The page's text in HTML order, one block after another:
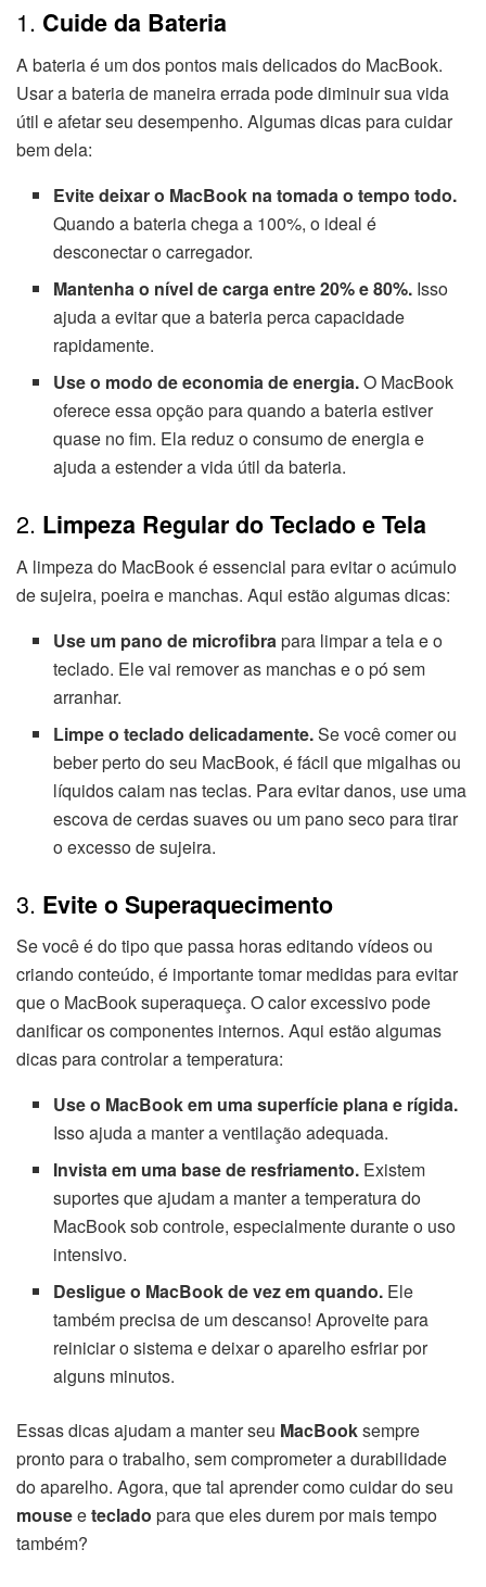
1. Cuide da Bateria
A bateria é um dos pontos mais delicados do MacBook.
Usar a bateria de maneira errada pode diminuir sua vida
útil e afetar seu desempenho. Algumas dicas para cuidar
bem dela:
Evite deixar o MacBook na tomada o tempo todo.
Quando a bateria chega a 100%, o ideal é
desconectar o carregador.
Mantenha o nível de carga entre 20% e 80%. Isso
ajuda a evitar que a bateria perca capacidade
rapidamente.
Use o modo de economia de energia.O MacBook
oferece essa opção para quando a bateria estiver
quase no fim. Ela reduz o consumo de energia e
ajuda a estender a vida útil da bateria.
2. Limpeza Regular do Teclado e Tela
A limpeza do MacBook é essencial para evitar o acúmulo
de sujeira, poeira e manchas. Aqui estão algumas dicas:
Use um pano de microfibra para limpar a tela e o
teclado. Ele vai remover as manchas e o pó sem
arranhar.
Limpe o teclado delicadamente.Se você comer ou
beber perto do seu MacBook, é fácil que migalhas ou
líquidos caiam nas teclas. Para evitar danos, use uma
escova de cerdas suaves ou um pano seco para tirar
o excesso de sujeira.
3. Evite o Superaquecimento
Se você é do tipo que passa horas editando vídeos ou
criando conteúdo, é importante tomar medidas para evitar
que o MacBook superaqueça. O calor excessivo pode
danificar os componentes internos. Aqui estão algumas
dicas para controlar a temperatura:
Use o MacBook em uma superfície plana e rígida.
Isso ajuda a manter a ventilação adequada.
Invista em uma base de resfriamento. Existem
suportes que ajudam a manter a temperatura do
MacBook sob controle, especialmente durante o uso
intensivo.
Desligue o MacBook de vez em quando. Ele
também precisa de um descanso! Aproveite para
reiniciar o sistema e deixar o aparelho esfriar por
alguns minutos.
Essas dicas ajudam a manter seu MacBooksempre
pronto para o trabalho, sem comprometer a durabilidade
do aparelho. Agora, que tal aprender como cuidar do seu
mouseeteclado para que eles durem por mais tempo
também?